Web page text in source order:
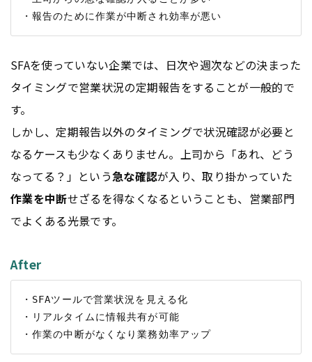
SFAを使っていない企業では、日次や週次などの決まった
タイミングで営業状況の定期報告をすることが一般的で
す。
しかし、定期報告以外のタイミングで状況確認が必要と
なるケースも少なくありません。上司から「あれ、どう
なってる？」という急な確認が入り、取り掛かっていた
作業を中断せざるを得なくなるということも、営業部門
でよくある光景です。
After
・SFAツールで営業状況を見える化
・リアルタイムに情報共有が可能